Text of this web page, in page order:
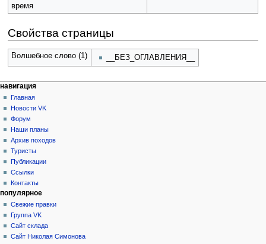
время
Свойства страницы
Волшебное слово (1) __БЕЗ_ОГЛАВЛЕНИЯ__
Н
а
в
и
а
ц
и
я
действия на странице
статья
обсуждение
читать
просмотр
кода
история
персональные инструменты
создать
учётную
запись
войти
навигация
Главная
Новости VK
Форум
Наши планы
Архив походов
Туристы
Публикации
Ссылки
Контакты
популярное
Свежие правки
Группа VK
Сайт склада
Сайт Николая Симонова